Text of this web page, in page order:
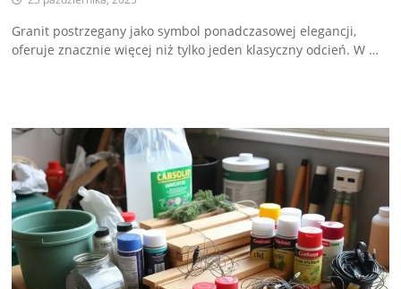
Granit postrzegany jako symbol ponadczasowej elegancji,
oferuje znacznie więcej niż tylko jeden klasyczny odcień. W …